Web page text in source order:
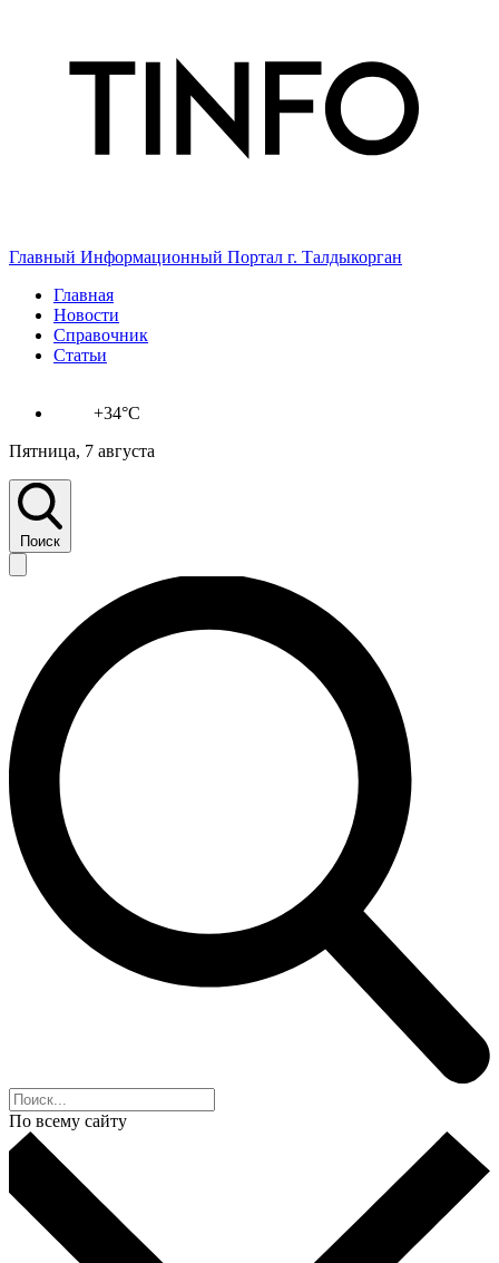
Главный Информационный Портал г. Талдыкорган
Главная
Новости
Справочник
Статьи
+34°C
Пятница, 7 августа
Поиск
По всему сайту